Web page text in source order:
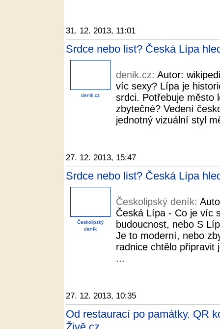
31. 12. 2013, 11:01
Srdce nebo list? Česká Lípa
denik.cz
denik.cz: Autor:
víc sexy? Lípa je
srdci. Potřebuje město
zbytečné? Vedení
jednotný vizuální styl
27. 12. 2013, 15:47
Srdce nebo list? Česká Lípa
Českolipský
deník
Českolipský deník:
Česká Lípa - Co je víc
budoucnost, nebo S
Je to moderní, nebo
radnice chtělo připravit
...
27. 12. 2013, 10:35
Od restaurací po památky. QR